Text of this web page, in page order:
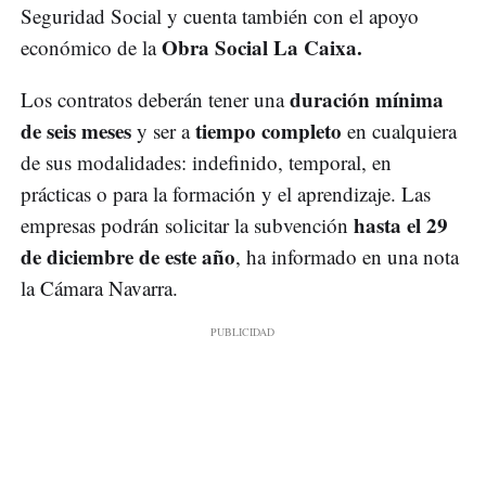
Seguridad Social y cuenta también con el apoyo
económico de laObra Social La Caixa.
Los contratos deberán tener unaduración mínima
de seis meses y ser atiempo completo en cualquiera
de sus modalidades: indefinido, temporal, en
prácticas o para la formación y el aprendizaje. Las
empresas podrán solicitar la subvención hasta el 29
de diciembre de este año, ha informado en una nota
la Cámara Navarra.